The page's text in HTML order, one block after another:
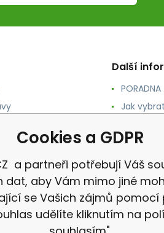
Další
PORADNA
Jak
Jak
Cookies a GDPR
a partneři potřebují Váš
dat, aby Vám mimo jiné
se Vašich zájmů pomocí
udělíte kliknutím na